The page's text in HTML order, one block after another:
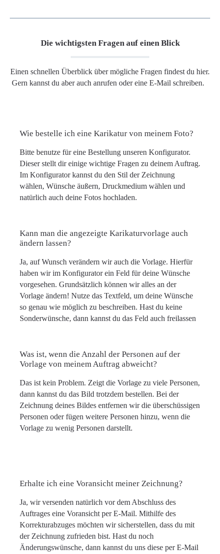
Die wichtigsten Fragen auf einen Blick
Einen schnellen Überblick über mögliche Fragen findest du hier.
Gern kannst du aber auch anrufen oder eine E-Mail schreiben.
Wie bestelle ich eine Karikatur von meinem Foto?
Bitte benutze für eine Bestellung unseren Konfigurator.
Dieser stellt dir einige wichtige Fragen zu deinem Auftrag.
Im Konfigurator kannst du den Stil der Zeichnung
wählen, Wünsche äußern, Druckmedium wählen und
natürlich auch deine Fotos hochladen.
Kann man die angezeigte Karikaturvorlage auch
ändern lassen?
Ja, auf Wunsch verändern wir auch die Vorlage. Hierfür
haben wir im Konfigurator ein Feld für deine Wünsche
vorgesehen. Grundsätzlich können wir alles an der
Vorlage ändern! Nutze das Textfeld, um deine Wünsche
so genau wie möglich zu beschreiben. Hast du keine
Sonderwünsche, dann kannst du das Feld auch freilassen
Was ist, wenn die Anzahl der Personen auf der
Vorlage von meinem Auftrag abweicht?
Das ist kein Problem. Zeigt die Vorlage zu viele Personen,
dann kannst du das Bild trotzdem bestellen. Bei der
Zeichnung deines Bildes entfernen wir die überschüssigen
Personen oder fügen weitere Personen hinzu, wenn die
Vorlage zu wenig Personen darstellt.
Erhalte ich eine Voransicht meiner Zeichnung?
Ja, wir versenden natürlich vor dem Abschluss des
Auftrages eine Voransicht per E-Mail. Mithilfe des
Korrekturabzuges möchten wir sicherstellen, dass du mit
der Zeichnung zufrieden bist. Hast du noch
Änderungswünsche, dann kannst du uns diese per E-Mail